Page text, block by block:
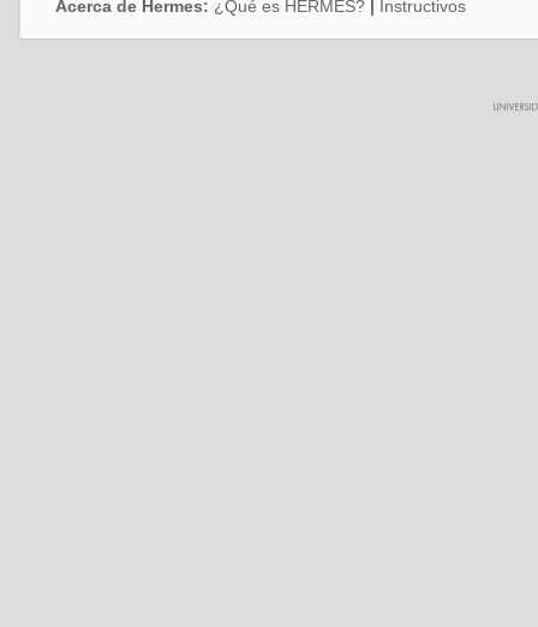
Acerca de Hermes: ¿Qué es HERMES? Instructivos